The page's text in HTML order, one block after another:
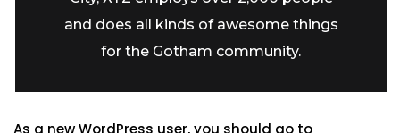
and does all kinds of awesome things
for the Gotham community.
As a new WordPress user, you should go to